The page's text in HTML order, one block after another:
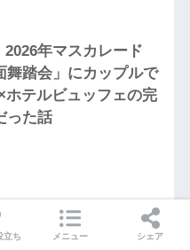
2026年マスカレード
舞踏会」にカップルで
ホテルビュッフェの完
った話
立ち メニュー シェア